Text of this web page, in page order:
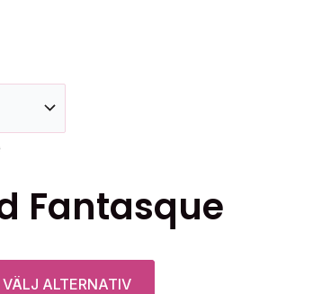
Fantasque
VÄLJ ALTERNATIV